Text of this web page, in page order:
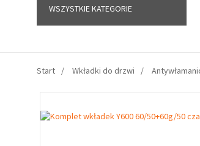
WSZYSTKIE KATEGORIE
Start Wkładki do drzwi